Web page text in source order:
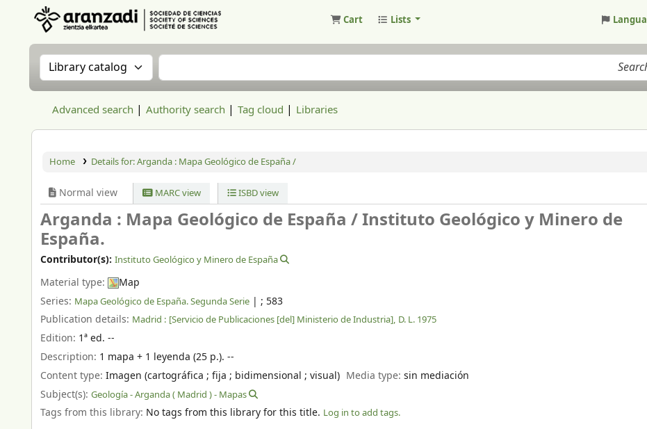
Cart Lists
Search the catalog by:Search the catalog
Advanced search Authority search Tag cloud Libraries
Home Details for:Arganda : Mapa Geológico de España /
Normal view MARC view ISBD view
Arganda : Mapa Geológico de España /Instituto Geológico y Minero de
España.
Contributor(s): Instituto Geológico y Minero de España
Material type:
Map
Series: Mapa Geológico de España. Segunda Serie | ; 583
Publication details: Madrid : [Servicio de Publicaciones [del] Ministerio de Industria], D. L. 1975
Edition: 1ª ed. --
Description: 1 mapa + 1 leyenda (25 p.). --
Content type: Imagen (cartográfica ; fija ; bidimensional ; visual) Media type:sin mediación
Subject(s): Geología - Arganda ( Madrid ) - Mapas
Tags from this library: No tags from this library for this title. Log in to add tags.